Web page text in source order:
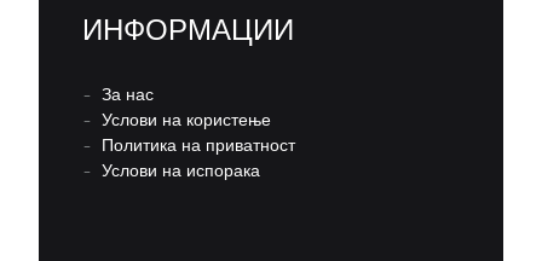
ИНФОРМАЦИИ
– За нас
– Услови на користење
– Политика на приватност
– Услови на испорака